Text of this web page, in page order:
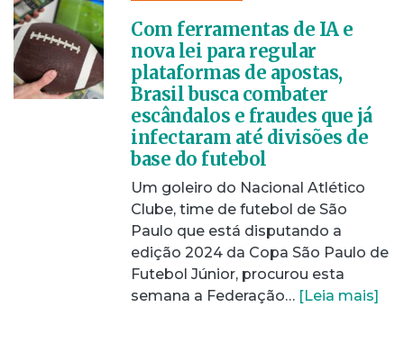
Com ferramentas de IA e
nova lei para regular
plataformas de apostas,
Brasil busca combater
escândalos e fraudes que já
infectaram até divisões de
base do futebol
Um goleiro do Nacional Atlético
Clube, time de futebol de São
Paulo que está disputando a
edição 2024 da Copa São Paulo de
Futebol Júnior, procurou esta
semana a Federação… [Leia mais]